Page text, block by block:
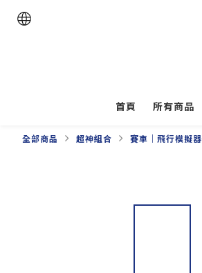
首頁 所有商品
全部商品 超神組合 賽車｜飛行模擬器